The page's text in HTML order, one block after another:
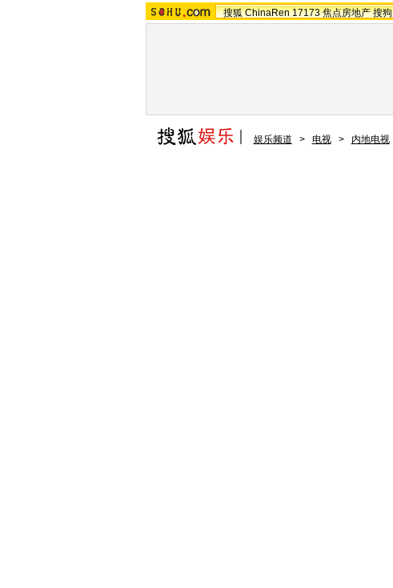
搜狐 ChinaRen 17173 焦点房地产 搜狗
娱乐频道 > 电视 > 内地电视